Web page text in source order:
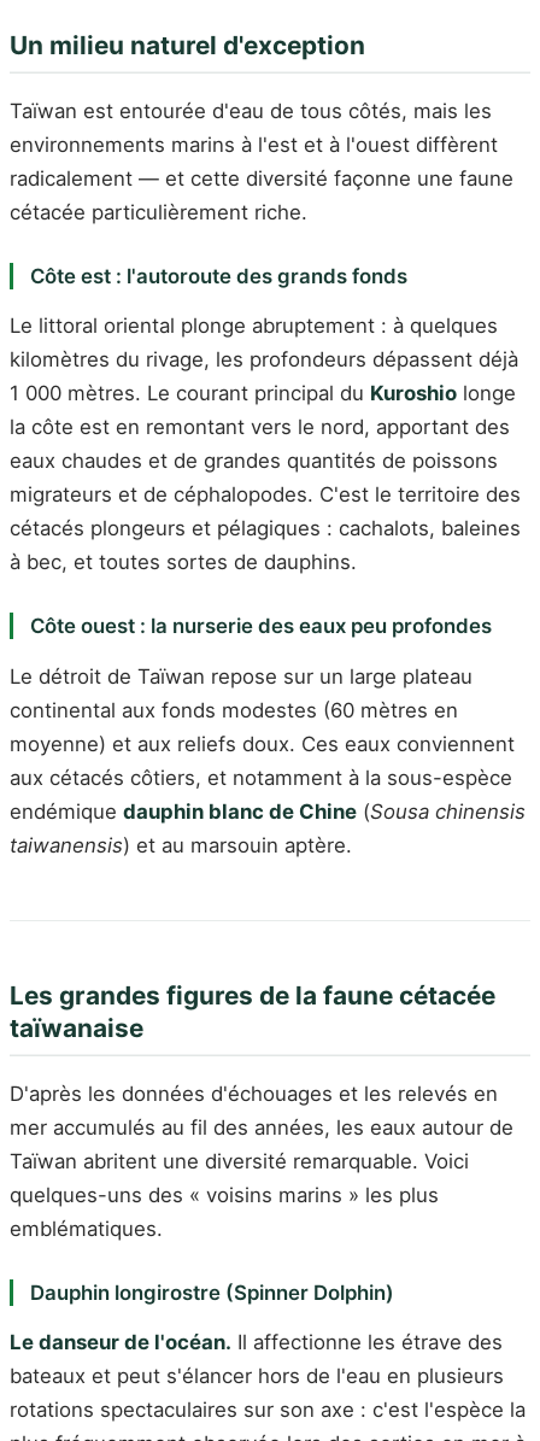
Un milieu naturel d'exception
Taïwan est entourée d'eau de tous côtés, mais les
environnements marins à l'est et à l'ouest diffèrent
radicalement — et cette diversité façonne une faune
cétacée particulièrement riche.
Côte est : l'autoroute des grands fonds
Le littoral oriental plonge abruptement : à quelques
kilomètres du rivage, les profondeurs dépassent déjà
1 000 mètres. Le courant principal du Kuroshio longe
la côte est en remontant vers le nord, apportant des
eaux chaudes et de grandes quantités de poissons
migrateurs et de céphalopodes. C'est le territoire des
cétacés plongeurs et pélagiques : cachalots, baleines
à bec, et toutes sortes de dauphins.
Côte ouest : la nurserie des eaux peu profondes
Le détroit de Taïwan repose sur un large plateau
continental aux fonds modestes (60 mètres en
moyenne) et aux reliefs doux. Ces eaux conviennent
aux cétacés côtiers, et notamment à la sous-espèce
endémique dauphin blanc de Chine (Sousa chinensis
taiwanensis) et au marsouin aptère.
Les grandes figures de la faune cétacée
taïwanaise
D'après les données d'échouages et les relevés en
mer accumulés au fil des années, les eaux autour de
Taïwan abritent une diversité remarquable. Voici
quelques-uns des « voisins marins » les plus
emblématiques.
Dauphin longirostre (Spinner Dolphin)
Le danseur de l'océan. Il affectionne les étrave des
bateaux et peut s'élancer hors de l'eau en plusieurs
rotations spectaculaires sur son axe : c'est l'espèce la